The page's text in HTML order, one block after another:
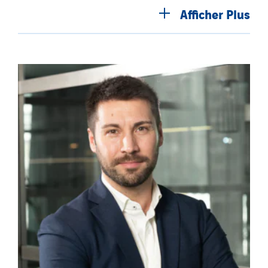
AfficherPlus
Telematic Solutions
Thermo Réfrigération
Tiab
Top Thermique
TranzCom
Travesset Beziers
Tunzini Antilles
Tunzini Grand Ouest
Tunzini Maintenance Nucléaire
TUNZINI Nucléaire
Tunzini Paris
Tunzini Toulouse